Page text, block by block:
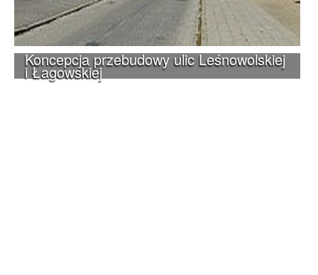
Koncepcja przebudowy ulic Leśnowolskiej
i Łagowskiej